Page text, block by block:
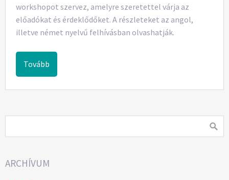
workshopot szervez, amelyre szeretettel várja az
előadókat és érdeklődőket. A részleteket az angol,
illetve német nyelvű felhívásban olvashatják.
Tovább
ARCHÍVUM